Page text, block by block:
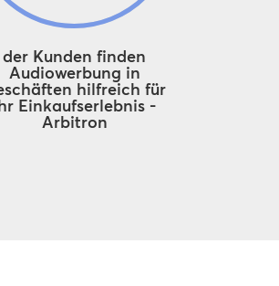
der Kunden finden
Audiowerbung in
hilfreich für
Einkaufserlebnis -
Arbitron